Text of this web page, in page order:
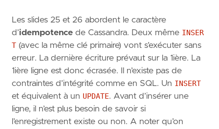
Les slides 25 et 26 abordent le caractère
d’idempotence de Cassandra. Deux même INSER
T (avec la même clé primaire) vont s’exécuter sans
erreur. La dernière écriture prévaut sur la 1ière. La
1ière ligne est donc écrasée. Il n’existe pas de
contraintes d’intégrité comme en SQL. Un INSERT
et équivalent à un UPDATE. Avant d’insérer une
ligne, il n’est plus besoin de savoir si
l’enregistrement existe ou non. A noter qu’on